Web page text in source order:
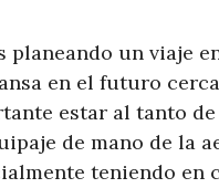
planeando un viaje
en el futuro
estar al tanto
de mano de la
teniendo en